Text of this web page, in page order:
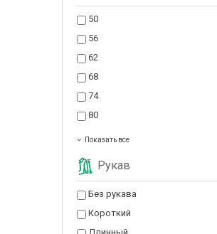
50
56
62
68
74
80
Показать все
Рукав
Без рукава
Короткий